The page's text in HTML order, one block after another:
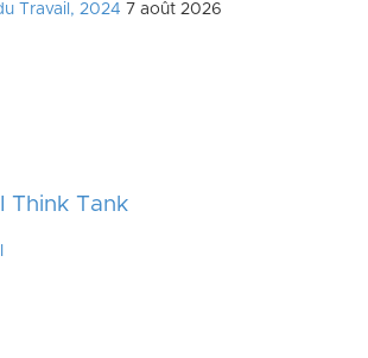
Travail, 2024 7 août 2026
Think Tank